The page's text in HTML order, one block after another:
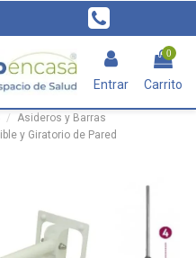
Entrar
0
Carrito
Asideros y Barras
y Giratorio de Pared